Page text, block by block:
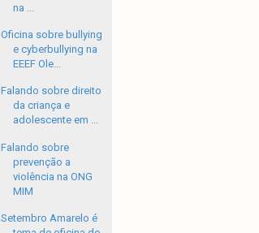
na ...
Oficina sobre bullying
e cyberbullying na
EEEF Ole...
Falando sobre direito
da criança e
adolescente em ...
Falando sobre
prevenção a
violência na ONG
MIM
Setembro Amarelo é